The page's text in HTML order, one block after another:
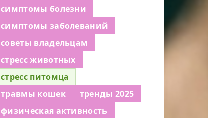
симптомы болезни
симптомы заболеваний
советы владельцам
стресс животных
стресс питомца
травмы кошек
тренды 2025
физическая активность